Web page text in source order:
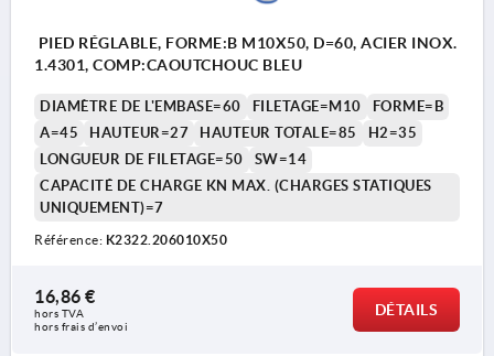
PIED RÉGLABLE, FORME:B M10X50, D=60, ACIER INOX.
1.4301, COMP:CAOUTCHOUC BLEU
DIAMÈTRE DE L'EMBASE=60 FILETAGE=M10
FORME=B
A=45
HAUTEUR=27 HAUTEUR TOTALE=85
H2=35
LONGUEUR DE FILETAGE=50
SW=14
CAPACITÉ DE CHARGE KN MAX. (CHARGES STATIQUES
UNIQUEMENT)=7
Référence: K2322.206010X50
16,86 €
hors TVA
hors frais d’envoi
DÉTAILS